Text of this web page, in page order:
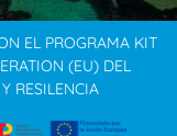
EL PROGRAMA KIT
(EU) DEL
RESILENCIA